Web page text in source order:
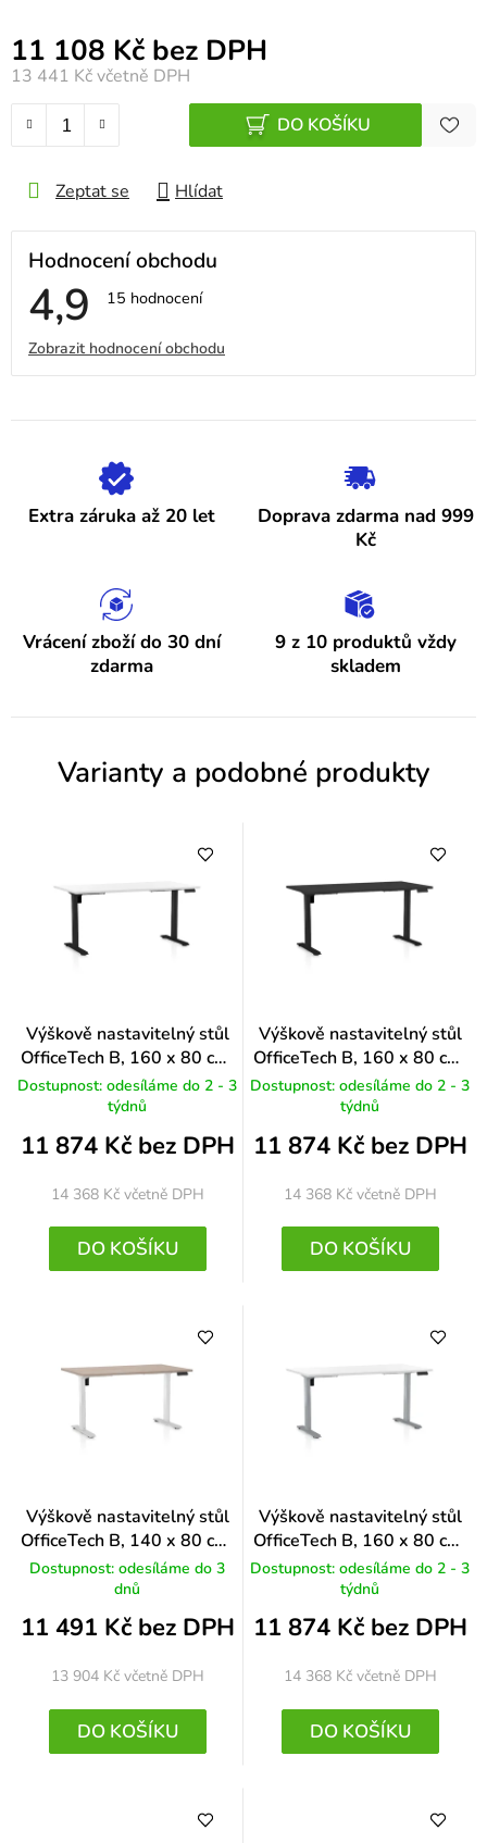
13 441 Kčvčetně DPH
11 108 Kč bez DPH
Měrná cena:
DO KOŠÍKU
Zeptat se Hlídat
Hodnocení obchodu
4,9 Průměrné
je
hvězdiček.
15 hodnocení
V
ý
p
h
o
e
Zobrazit hodnocení obchodu
Extra záruka až 20 let
Doprava zdarma nad 999
Kč
Vrácení zboží do 30 dní
zdarma
9 z 10 produktů vždy
skladem
Varianty a podobné produkty
Výškově nastavitelný stůl
OfficeTech B, 160 x 80 cm,
černá podnož, bílá
Dostupnost: odesíláme do 2 - 3
týdnů
11 874 Kč bez DPH
14 368 Kč včetně DPH
DO KOŠÍKU
Výškově nastavitelný stůl
OfficeTech B, 160 x 80 cm,
černá podnož, černá
Dostupnost: odesíláme do 2 - 3
týdnů
11 874 Kč bez DPH
14 368 Kč včetně DPH
DO KOŠÍKU
Výškově nastavitelný stůl
OfficeTech B, 140 x 80 cm,
bílá podnož, dub
Dostupnost: odesíláme do 3
dnů
11 491 Kč bez DPH
13 904 Kč včetně DPH
DO KOŠÍKU
Výškově nastavitelný stůl
OfficeTech B, 160 x 80 cm,
šedá podnož, bílá
Dostupnost: odesíláme do 2 - 3
týdnů
11 874 Kč bez DPH
14 368 Kč včetně DPH
DO KOŠÍKU